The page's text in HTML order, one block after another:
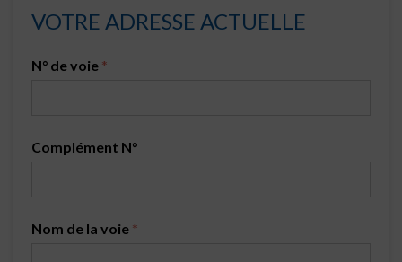
VOTRE ADRESSE ACTUELLE
N° de voie *
Complément N°
Nom de la voie *